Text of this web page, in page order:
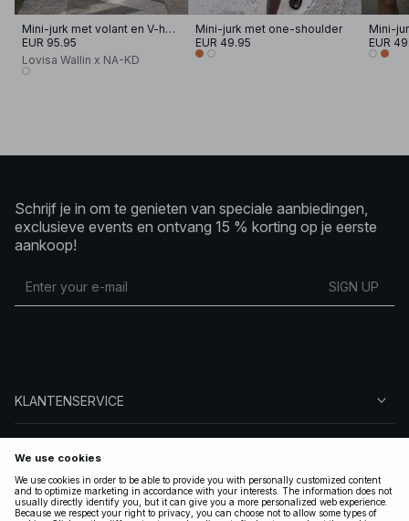
Mini-jurk met volant en V-hals
EUR 95.95
Lovisa Wallin x NA-KD
Mini-jurk met one-shoulder
EUR 49.95
Mini-
EUR
Schrijf je in om te genieten van speciale aanbiedingen,
exclusieve events en ontvang 15 % korting op je eerste
aankoop!
SIGN UP
KLANTENSERVICE
VOLG ONS